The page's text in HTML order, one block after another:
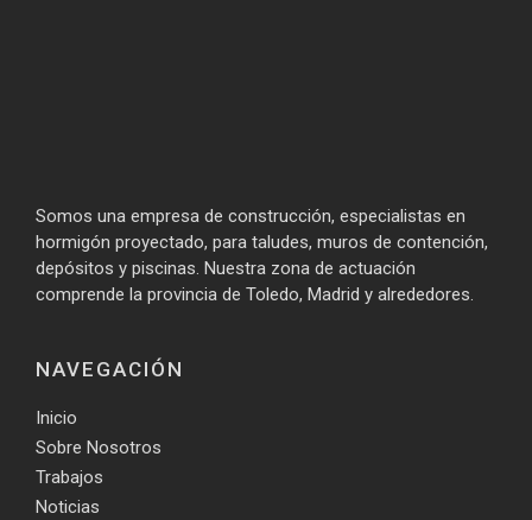
Somos una empresa de construcción, especialistas en
hormigón proyectado, para taludes, muros de contención,
depósitos y piscinas. Nuestra zona de actuación
comprende la provincia de Toledo, Madrid y alrededores.
NAVEGACIÓN
Inicio
Sobre Nosotros
Trabajos
Noticias